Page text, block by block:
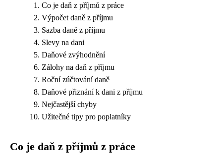
Co je daň z příjmů z práce
Výpočet daně z příjmu
Sazba daně z příjmu
Slevy na dani
Daňové zvýhodnění
Zálohy na daň z příjmu
Roční zúčtování daně
Daňové přiznání k dani z příjmu
Nejčastější chyby
Užitečné tipy pro poplatníky
Co je daň z příjmů z práce